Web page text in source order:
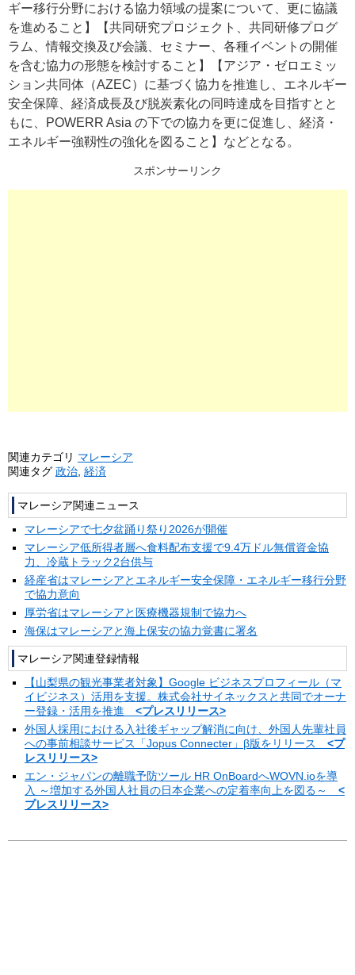
ギー移行分野における協力領域の提案について、更に協議
を進めること】【共同研究プロジェクト、共同研修プログ
ラム、情報交換及び会議、セミナー、各種イベントの開催
を含む協力の形態を検討すること】【アジア・ゼロエミッ
ション共同体（AZEC）に基づく協力を推進し、エネルギー
安全保障、経済成長及び脱炭素化の同時達成を目指すとと
もに、POWERR Asia の下での協力を更に促進し、経済・
エネルギー強靱性の強化を図ること】などとなる。
スポンサーリンク
関連カテゴリ マレーシア
関連タグ 政治 経済
マレーシア関連ニュース
マレーシアで七夕盆踊り祭り2026が開催
マレーシア低所得者層へ食料配布支援で9.4万ドル無償資金協
力、冷蔵トラック2台供与
経産省はマレーシアとエネルギー安全保障・エネルギー移行分野
で協力意向
厚労省はマレーシアと医療機器規制で協力へ
海保はマレーシアと海上保安の協力覚書に署名
マレーシア関連登録情報
【山梨県の観光事業者対象】Google ビジネスプロフィール（マ
イビジネス）活用を支援。株式会社サイネックスと共同でオーナ
ー登録・活用を推進 <プレスリリース>
外国人採用における入社後ギャップ解消に向け、外国人先輩社員
への事前相談サービス「Jopus Connecter」β版をリリース <プ
レスリリース>
エン・ジャパンの離職予防ツール HR OnBoardへWOVN.ioを導
入 ～増加する外国人社員の日本企業への定着率向上を図る～ <
プレスリリース>